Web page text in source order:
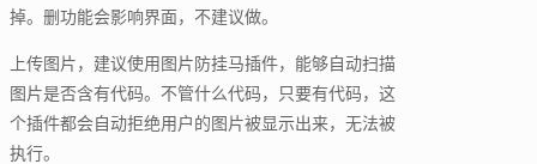
掉。删功能会影响界面，不建议做。
上传图片，建议使用图片防挂马插件，能够自动扫描
图片是否含有代码。不管什么代码，只要有代码，这
个插件都会自动拒绝用户的图片被显示出来，无法被
执行。